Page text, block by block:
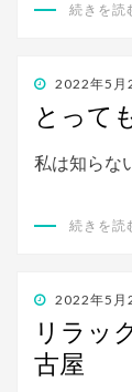
続きを読
投
稿
日:
2022年5月
とって
私は知らな
続きを読
投
稿
日:
2022年5月
リラッ
古屋